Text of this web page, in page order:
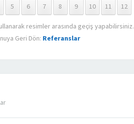
5 6 7 8 9 10 11 12
resimler arasında geçiş yapabilirsiniz.
Geri Dön: Referanslar